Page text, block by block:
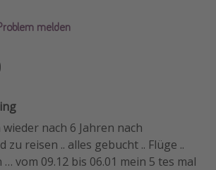
melden
wieder nach 6 Jahren nach
zu reisen .. alles gebucht .. Flüge ..
vom 09.12 bis 06.01 mein 5 tes mal